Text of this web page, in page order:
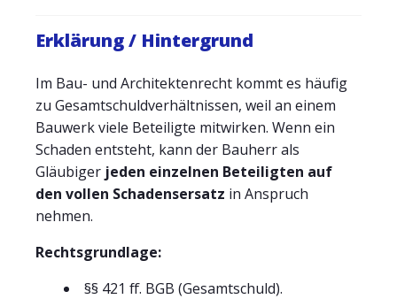
Erklärung / Hintergrund
Im Bau- und Architektenrecht kommt es häufig
zu Gesamtschuldverhältnissen, weil an einem
Bauwerk viele Beteiligte mitwirken. Wenn ein
Schaden entsteht, kann der Bauherr als
Gläubiger jeden einzelnen Beteiligten auf
den vollen Schadensersatz in Anspruch
nehmen.
Rechtsgrundlage:
§§ 421 ff. BGB (Gesamtschuld).